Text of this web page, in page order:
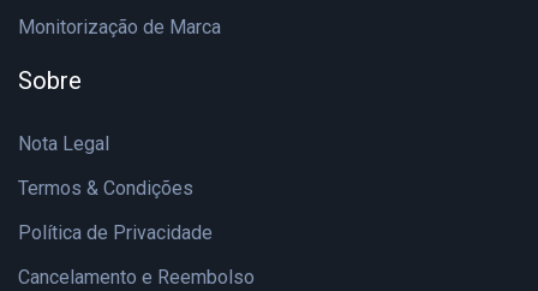
Monitorização de Marca
Sobre
Nota Legal
Termos & Condições
Política de Privacidade
Cancelamento e Reembolso